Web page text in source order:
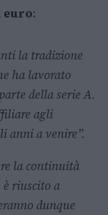
euro:
la tradizione
ha lavorato
della serie A.
agli
anni a venire”.
la continuità
è riuscito a
dunque